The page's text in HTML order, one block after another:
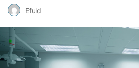
Efuld